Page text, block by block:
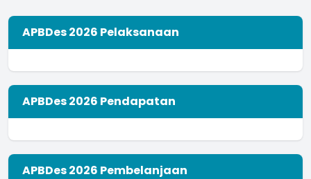
APBDes 2026 Pelaksanaan
APBDes 2026 Pendapatan
APBDes 2026 Pembelanjaan